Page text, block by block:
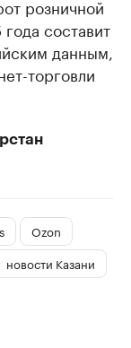
розничной
составит
данным,
торговли
Ozon
новости Казани